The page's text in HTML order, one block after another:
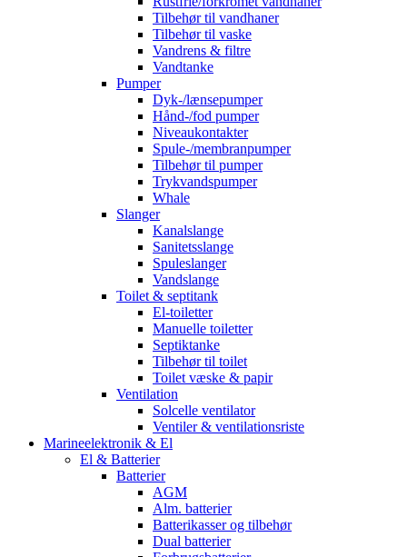
Tilbehør til vandhaner
Tilbehør til vaske
Vandrens & filtre
Vandtanke
Pumper
Dyk-/lænsepumper
Hånd-/fod pumper
Niveaukontakter
Spule-/membranpumper
Tilbehør til pumper
Trykvandspumper
Whale
Slanger
Kanalslange
Sanitetsslange
Spuleslanger
Vandslange
Toilet & septitank
El-toiletter
Manuelle toiletter
Septiktanke
Tilbehør til toilet
Toilet væske & papir
Ventilation
Solcelle ventilator
Ventiler & ventilationsriste
Marineelektronik & El
El & Batterier
Batterier
AGM
Alm. batterier
Batterikasser og tilbehør
Dual batterier